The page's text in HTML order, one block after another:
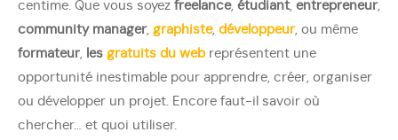
centime. Que vous soyez freelance, étudiant, entrepreneur,
community manager, graphiste, développeur, ou même
formateur, les gratuits du webreprésentent une
opportunité inestimable pour apprendre, créer, organiser
ou développer un projet. Encore faut-il savoir où
chercher… et quoi utiliser.